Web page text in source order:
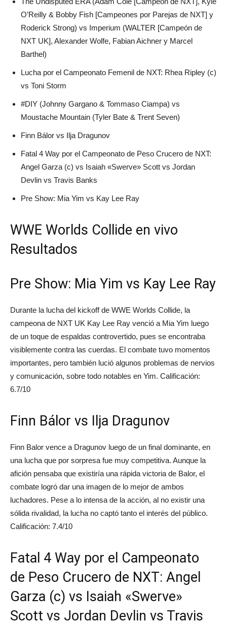
O’Reilly & Bobby Fish [Campeones por Parejas de NXT] y
Roderick Strong) vs Imperium (WALTER [Campeón de
NXT UK], Alexander Wolfe, Fabian Aichner y Marcel
Barthel)
Lucha por el Campeonato Femenil de NXT: Rhea Ripley (c)
vs Toni Storm
#DIY (Johnny Gargano & Tommaso Ciampa) vs
Moustache Mountain (Tyler Bate & Trent Seven)
Finn Bálor vs Ilja Dragunov
Fatal 4 Way por el Campeonato de Peso Crucero de NXT:
Angel Garza (c) vs Isaiah «Swerve» Scott vs Jordan
Devlin vs Travis Banks
Pre Show: Mia Yim vs Kay Lee Ray
WWE Worlds Collide en vivo
Resultados
Pre Show: Mia Yim vs Kay Lee Ray
Durante la lucha del kickoff de WWE Worlds Collide, la
campeona de NXT UK Kay Lee Ray venció a Mia Yim luego
de un toque de espaldas controvertido, pues se encontraba
visiblemente contra las cuerdas. El combate tuvo momentos
importantes, pero también lució algunos problemas de nervios
y comunicación, sobre todo notables en Yim. Calificación:
6.7/10
Finn Bálor vs Ilja Dragunov
Finn Balor vence a Dragunov luego de un final dominante, en
una lucha que por sorpresa fue muy competitiva. Aunque la
afición pensaba que existiría una rápida victoria de Balor, el
combate logró dar una imagen de lo mejor de ambos
luchadores. Pese a lo intensa de la acción, al no existir una
sólida rivalidad, la lucha no captó tanto el interés del público.
Calificación: 7.4/10
Fatal 4 Way por el Campeonato
de Peso Crucero de NXT: Angel
Garza (c) vs Isaiah «Swerve»
Scott vs Jordan Devlin vs Travis